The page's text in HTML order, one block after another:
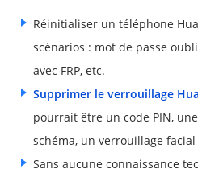
Réinitialiser un téléphone
scénarios : mot de passe
avec FRP, etc.
Supprimer le verrouillage
pourrait être un code PIN,
schéma, un verrouillage
Sans aucune connaissance